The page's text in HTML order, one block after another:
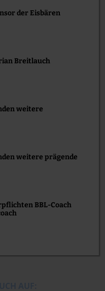
der Eisbären
Breitlauch
weitere
weitere prägende
BBL-Coach